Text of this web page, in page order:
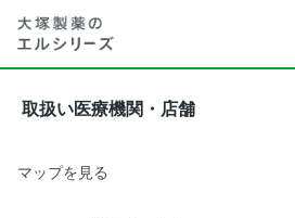
取扱い医療機関・店舗
マップを見る